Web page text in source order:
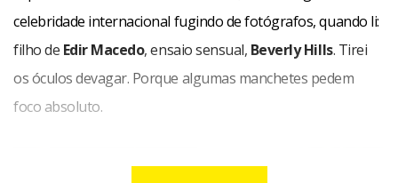
celebridade internacional fugindo de fotógrafos, quando li:
filho de Edir Macedo, ensaio sensual, Beverly Hills. Tirei
os óculos devagar. Porque algumas manchetes pedem
foco absoluto.